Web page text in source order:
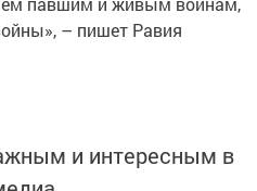
– пишет Равия
и интересным в